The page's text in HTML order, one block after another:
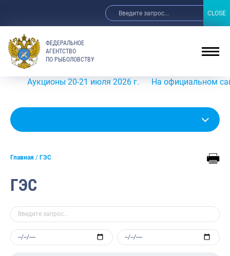
ФЕДЕРАЛЬНОЕ
АГЕНТСТВО
ПО РЫБОЛОВСТВУ
Аукционы 20-21 июля 2026 г. На официальном сайте
Главная ГЭС
ГЭС
CLOSE
CLOSE